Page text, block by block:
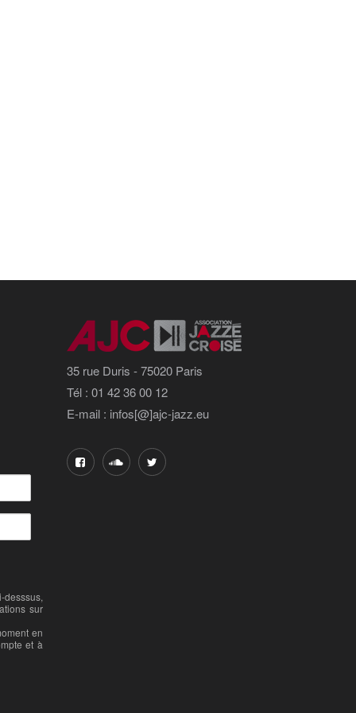
sur
en
et à
35 rue Duris - 75020 Paris
Tél : 01 42 36 00 12
E-mail : infos[@]ajc-jazz.eu